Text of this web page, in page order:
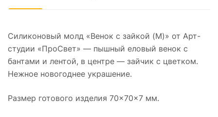
Силиконовый молд «Венок с зайкой (M)» от Арт-
студии «ПроСвет» — пышный еловый венок с
бантами и лентой, в центре — зайчик с цветком.
Нежное новогоднее украшение.
Размер готового изделия 70×70×7 мм.